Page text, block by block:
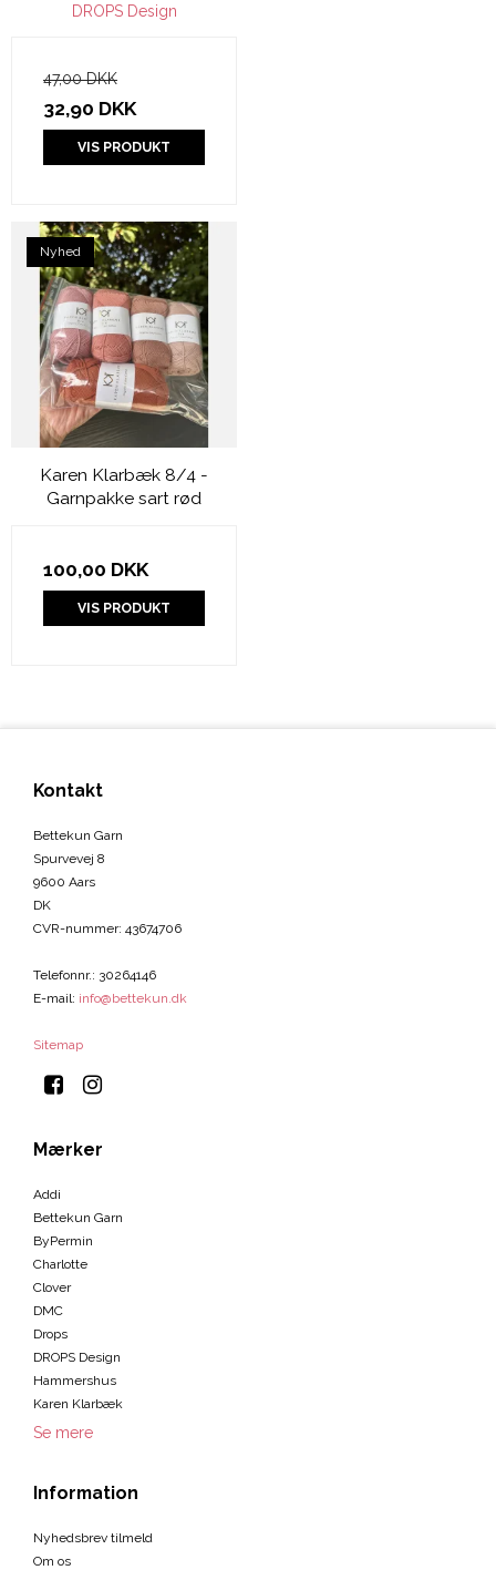
DROPS Design
47,00 DKK
32,90 DKK
VIS PRODUKT
Nyhed
Karen Klarbæk 8/4 -
Garnpakke sart rød
100,00 DKK
VIS PRODUKT
Kontakt
Bettekun Garn
Spurvevej 8
9600 Aars
DK
CVR-nummer: 43674706
Telefonnr.: 30264146
E-mail: info@bettekun.dk
Sitemap
Mærker
Addi
Bettekun Garn
ByPermin
Charlotte
Clover
DMC
Drops
DROPS Design
Hammershus
Karen Klarbæk
Se mere
Information
Nyhedsbrev tilmeld
Om os